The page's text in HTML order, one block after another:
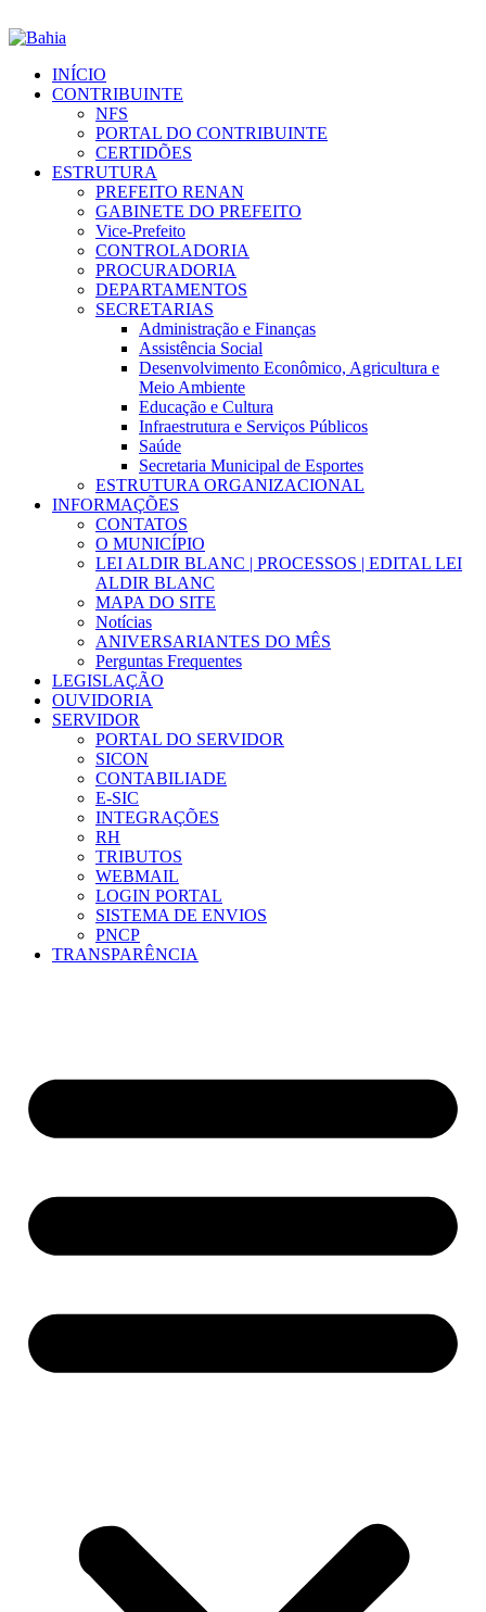
INÍCIO
CONTRIBUINTE
NFS
PORTAL DO CONTRIBUINTE
CERTIDÕES
ESTRUTURA
PREFEITO RENAN
GABINETE DO PREFEITO
Vice-Prefeito
CONTROLADORIA
PROCURADORIA
DEPARTAMENTOS
SECRETARIAS
Administração e Finanças
Assistência Social
Desenvolvimento Econômico, Agricultura e
Meio Ambiente
Educação e Cultura
Infraestrutura e Serviços Públicos
Saúde
Secretaria Municipal de Esportes
ESTRUTURA ORGANIZACIONAL
INFORMAÇÕES
CONTATOS
O MUNICÍPIO
LEI ALDIR BLANC | PROCESSOS | EDITAL LEI
ALDIR BLANC
MAPA DO SITE
Notícias
ANIVERSARIANTES DO MÊS
Perguntas Frequentes
LEGISLAÇÃO
OUVIDORIA
SERVIDOR
PORTAL DO SERVIDOR
SICON
CONTABILIADE
E-SIC
INTEGRAÇÕES
RH
TRIBUTOS
WEBMAIL
LOGIN PORTAL
SISTEMA DE ENVIOS
PNCP
TRANSPARÊNCIA